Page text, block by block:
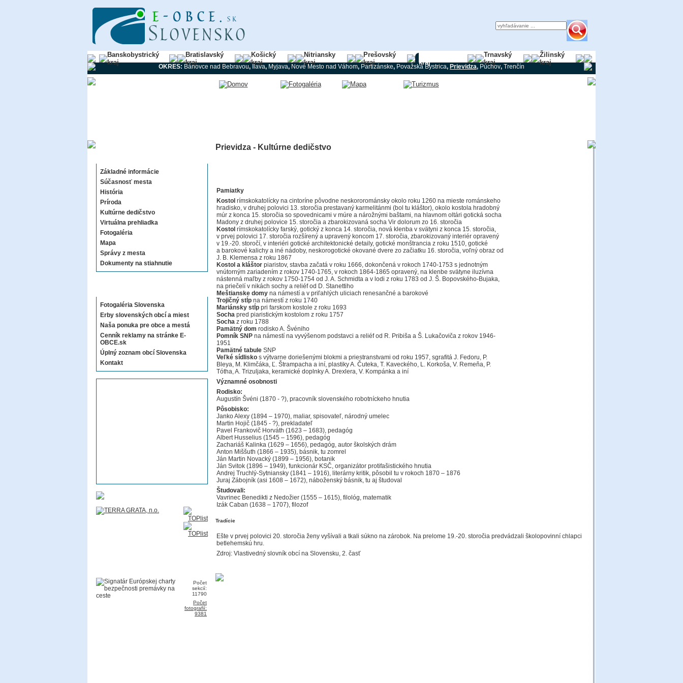
Banskobystrický
kraj
Bratislavský
kraj
Košický
kraj
Nitriansky
kraj
Prešovský
kraj
kraj
Trnavský
kraj
Žilinský
kraj
OKRES: Bánovce nad Bebravou,Ilava, Myjava, Nové Mesto nad Váhom, Partizánske, Považská Bystrica, Prievidza, Púchov, Trenčín
Základné informácie
Súčasnosť mesta
História
Príroda
Kultúrne dedičstvo
Virtuálna prehliadka
Fotogaléria
Mapa
Správy z mesta
Dokumenty na stiahnutie
Fotogaléria Slovenska
Erby slovenských obcí a miest
Naša ponuka pre obce a mestá
Cenník reklamy na stránke E-
OBCE.sk
Úplný zoznam obcí Slovenska
Kontakt
Počet
sekcií:
11790
Počet
fotografií:
9381
Prievidza - Kultúrne dedičstvo
Pamiatky
Kostol rímskokatolícky na cintoríne pôvodne neskororománsky okolo roku 1260 na mieste románskeho
hradisko, v druhej polovici 13. storočia prestavaný karmelitánmi (bol tu kláštor), okolo kostola hradobný
múr z konca 15. storočia so spovednicami v múre a nárožnými baštami, na hlavnom oltári gotická socha
Madony z druhej polovice 15. storočia a zbarokizovaná socha Vir dolorum zo 16. storočia
Kostol rímskokatolícky farský, gotický z konca 14. storočia, nová klenba v svätyni z konca 15. storočia,
v prvej polovici 17. storočia rozšírený a upravený koncom 17. storočia, zbarokizovaný interiér opravený
v 19.-20. storočí, v interiéri gotické architektonické detaily, gotické monštrancia z roku 1510, gotické
a barokové kalichy a iné nádoby, neskorogotické okované dvere zo začiatku 16. storočia, voľný obraz od
J. B. Klemensa z roku 1867
Kostol a kláštor piaristov, stavba začatá v roku 1666, dokončená v rokoch 1740-1753 s jednotným
vnútorným zariadením z rokov 1740-1765, v rokoch 1864-1865 opravený, na klenbe svätyne iluzívna
nástenná maľby z rokov 1750-1754 od J. A. Schmidta a v lodi z roku 1783 od J. Š. Bopovského-Bujaka,
na priečelí v nikách sochy a reliéf od D. Stanettiho
Meštianske domy na námestí a v priľahlých uliciach renesančné a barokové
Trojičný stĺp na námestí z roku 1740
Mariánsky stĺp pri farskom kostole z roku 1693
Socha pred piaristickým kostolom z roku 1757
Socha z roku 1788
Pamätný dom rodisko A. Švéniho
Pomník SNP na námestí na vyvýšenom podstavci a reliéf od R. Pribiša a Š. Lukačoviča z rokov 1946-
1951
Pamätné tabule SNP
Veľké sídlisko s výtvarne doriešenými blokmi a priestranstvami od roku 1957, sgrafitá J. Fedoru, P.
Bleya, M. Klimčáka, Ľ. Štrampacha a iní, plastiky A. Čuteka, T. Kaveckého, L. Korkoša, V. Remeňa, P.
Tótha, A. Trizuljaka, keramické doplnky A. Drexlera, V. Kompánka a iní
Významné osobnosti
Rodisko:
Augustín Švéni (1870 - ?), pracovník slovenského robotníckeho hnutia
Pôsobisko:
Janko Alexy (1894 – 1970), maliar, spisovateľ, národný umelec
Martin Hojič (1845 - ?), prekladateľ
Pavel Frankovič Horváth (1623 – 1683), pedagóg
Albert Husselius (1545 – 1596), pedagóg
Zachariáš Kalinka (1629 – 1656), pedagóg, autor školských drám
Anton Miššuth (1866 – 1935), básnik, tu zomrel
Ján Martin Novacký (1899 – 1956), botanik
Ján Svitok (1896 – 1949), funkcionár KSČ, organizátor protifašistického hnutia
Andrej Truchlý-Sytniansky (1841 – 1916), literárny kritik, pôsobil tu v rokoch 1870 – 1876
Juraj Zábojník (asi 1608 – 1672), náboženský básnik, tu aj študoval
Študovali:
Vavrinec Benedikti z Nedožier (1555 – 1615), filológ, matematik
Izák Caban (1638 – 1707), filozof
Tradície
Ešte v prvej polovici 20. storočia ženy vyšívali a tkali súkno na zárobok. Na prelome 19.-20. storočia predvádzali školopovinní chlapci
betlehemskú hru.
Zdroj: Vlastivedný slovník obcí na Slovensku, 2. časť